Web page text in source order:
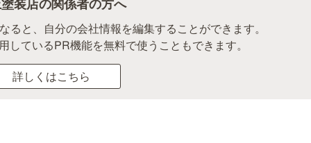
ると、自分の会社情報を編集することができます。
しているPR機能を無料で使うこともできます。
詳しくはこちら